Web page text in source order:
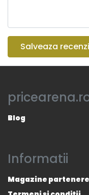
Salveaza
Blog
Informatii
Magazine partenere